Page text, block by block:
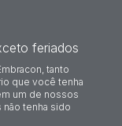
feriados
tanto
que você tenha
um de nossos
tenha sido